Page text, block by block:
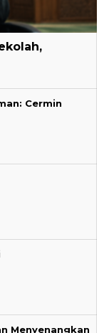
Cermin
Menyenangkan